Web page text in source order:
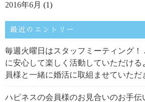
2016年6月 (1)
最近のエントリー
毎週火曜日はスタッフミーティング！
に安心して楽しく活動していただける
員様と一緒に婚活に取組ませていた
ハピネスの会員様のお見合いのお手伝